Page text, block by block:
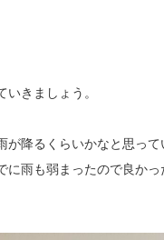
きましょう。
降るくらいかなと思って
雨も弱まったので良かっ